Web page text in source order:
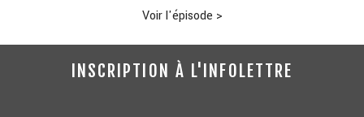
Voir l'épisode >
INSCRIPTION À L'INFOLETTRE